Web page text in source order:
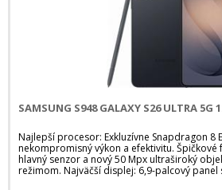
SAMSUNG S948 GALAXY S26 ULTRA 5G
Najlepší procesor: Exkluzívne Snapdragon 8
nekompromisný výkon a efektivitu.
hlavný senzor a nový 50 Mpx ultraširoký
režimom. Najväčší displej: 6,9-palcový